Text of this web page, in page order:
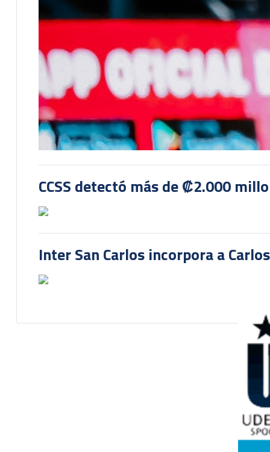
CCSS detectó más de ₡2.000
Inter San Carlos incorpora a